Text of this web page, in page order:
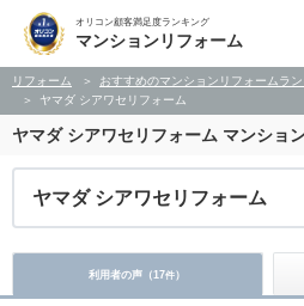
オリコン顧客満足度ランキング
マンションリフォーム
リフォーム
おすすめのマンションリフォームラ
ヤマダ シアワセリフォーム
ヤマダ シアワセリフォーム マンショ
ヤマダ シアワセリフォーム
利用者の声（17件）